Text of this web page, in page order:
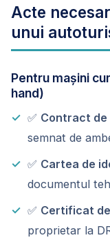
Acte
unui
Pentru mașini
hand)
✅ Contract de
semnat de
✅ Cartea de
documentul
✅ Certificat
proprietar la